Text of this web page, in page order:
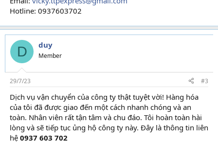
Hotline: 0937603702
D duy
Member
29/7/23 #3
Dịch vụ vận chuyển của công ty thật tuyệt vời! Hàng hóa
của tôi đã được giao đến một cách nhanh chóng và an
toàn. Nhân viên rất tận tâm và chu đáo. Tôi hoàn toàn hài
lòng và sẽ tiếp tục ủng hộ công ty này. Đây là thông tin liên
hệ 0937 603 702